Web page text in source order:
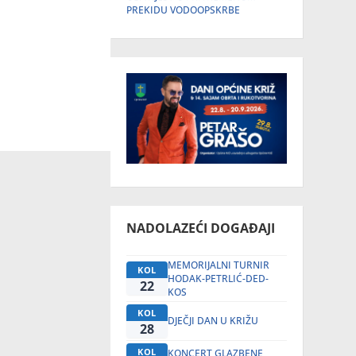
PREKIDU VODOOPSKRBE
NADOLAZEĆI DOGAĐAJI
KOL
22
MEMORIJALNI TURNIR
HODAK-PETRLIĆ-DED-
KOS
KOL
28 DJEČJI DAN U KRIŽU
KOL
KONCERT GLAZBENE